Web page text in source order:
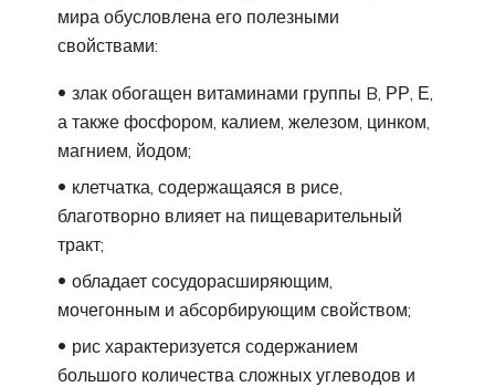
мира обусловлена его полезными
свойствами:
злак обогащен витаминами группы B, РР, Е,
а также фосфором, калием, железом, цинком,
магнием, йодом;
клетчатка, содержащаяся в рисе,
благотворно влияет на пищеварительный
тракт;
обладает сосудорасширяющим,
мочегонным и абсорбирующим свойством;
рис характеризуется содержанием
большого количества сложных углеводов и